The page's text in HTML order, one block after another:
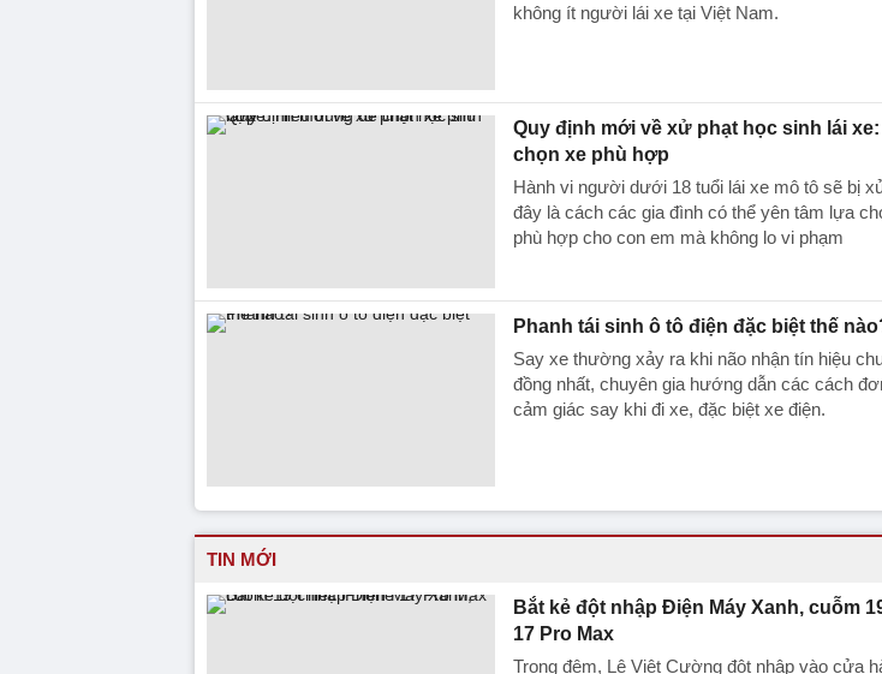
không ít người lái xe tại Việt Nam.
Quy định mới về xử phạt học sinh lái
chọn xe phù hợp
Hành vi người dưới 18 tuổi lái xe mô tô sẽ bị
đây là cách các gia đình có thể yên tâm lựa
phù hợp cho con em mà không lo vi phạm
Phanh tái sinh ô tô điện đặc biệt thế
Say xe thường xảy ra khi não nhận tín hiệu
đồng nhất, chuyên gia hướng dẫn các cách
cảm giác say khi đi xe, đặc biệt xe điện.
TIN MỚI
Bắt kẻ đột nhập Điện Máy Xanh, cuỗm
17 Pro Max
Trong đêm, Lê Việt Cường đột nhập vào cửa